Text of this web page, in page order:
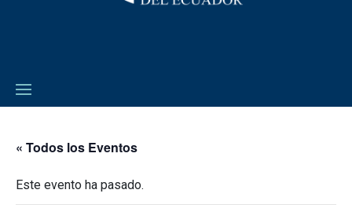
« Todos los Eventos
Este evento ha pasado.